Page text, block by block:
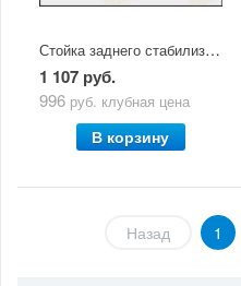
Стойка заднего стабилизатора левая Mazda CX-5 (2011-по н.в) Masuma
1 107 руб.
996 руб. клубная цена
В корзину
Назад 1